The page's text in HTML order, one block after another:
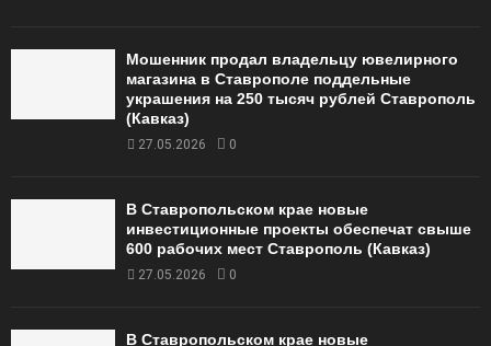
Мошенник продал владельцу ювелирного
магазина в Ставрополе поддельные
украшения на 250 тысяч рублей Ставрополь
(Кавказ)
27.05.2026 0
В Ставропольском крае новые
инвестиционные проекты обеспечат свыше
600 рабочих мест Ставрополь (Кавказ)
27.05.2026 0
В Ставропольском крае новые